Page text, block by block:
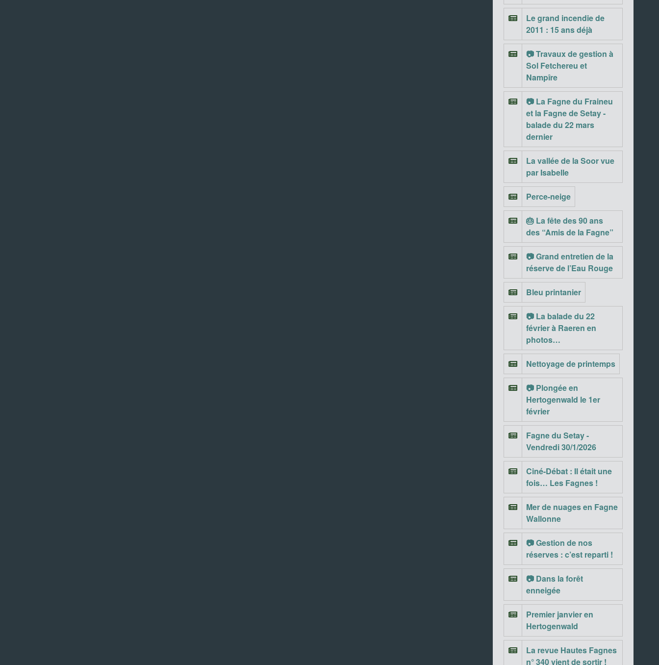
Le grand incendie de
2011 : 15 ans déjà
📷 Travaux de gestion à
Sol Fetchereu et
Nampîre
📷 La Fagne du Fraineu
et la Fagne de Setay -
balade du 22 mars
dernier
La vallée de la Soor vue
par Isabelle
Perce-neige
🎂 La fête des 90 ans
des “Amis de la Fagne”
📷 Grand entretien de la
réserve de l’Eau Rouge
Bleu printanier
📷 La balade du 22
février à Raeren en
photos…
Nettoyage de printemps
📷 Plongée en
Hertogenwald le 1er
février
Fagne du Setay -
Vendredi 30/1/2026
Ciné-Débat : Il était une
fois… Les Fagnes !
Mer de nuages en Fagne
Wallonne
📷 Gestion de nos
réserves : c’est reparti !
📷 Dans la forêt
enneigée
Premier janvier en
Hertogenwald
La revue Hautes Fagnes
n° 340 vient de sortir !